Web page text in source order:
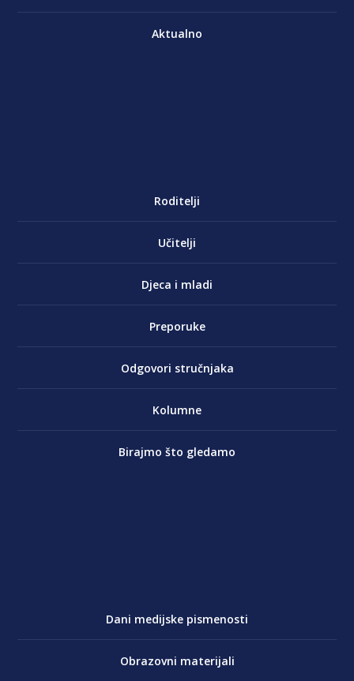
Aktualno
Roditelji
Učitelji
Djeca i mladi
Preporuke
Odgovori stručnjaka
Kolumne
Birajmo što gledamo
Dani medijske pismenosti
Obrazovni materijali